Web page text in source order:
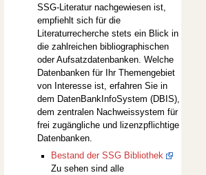
SSG-Literatur nachgewiesen ist,
empfiehlt sich für die
Literaturrecherche stets ein Blick in
die zahlreichen bibliographischen
oder Aufsatzdatenbanken. Welche
Datenbanken für Ihr Themengebiet
von Interesse ist, erfahren Sie in
dem DatenBankInfoSystem (DBIS),
dem zentralen Nachweissystem für
frei zugängliche und lizenzpflichtige
Datenbanken.
Bestand der SSG Bibliothek
Zu sehen sind alle